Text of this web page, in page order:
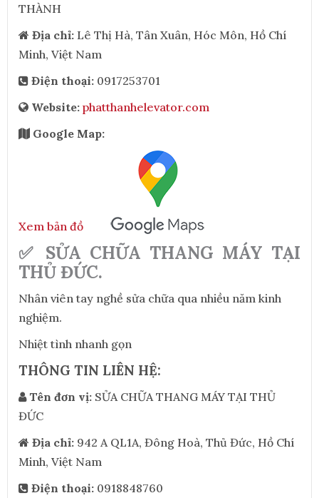
THÀNH
Địa chỉ: Lê Thị Hà, Tân Xuân, Hóc Môn, Hồ Chí
Minh, Việt Nam
Điện thoại: 0917253701
Website: phatthanhelevator.com
Google Map:
Xem bản đồ
✅ SỬA CHỮA THANG MÁY TẠI
THỦ ĐỨC.
Nhân viên tay nghề sửa chữa qua nhiều năm kinh
nghiệm.
Nhiệt tình nhanh gọn
THÔNG TIN LIÊN HỆ:
Tên đơn vị: SỬA CHỮA THANG MÁY TẠI THỦ
ĐỨC
Địa chỉ: 942 A QL1A, Đông Hoà, Thủ Đức, Hồ Chí
Minh, Việt Nam
Điện thoại: 0918848760